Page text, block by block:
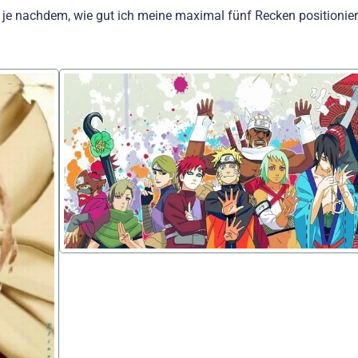
nachdem, wie gut ich meine maximal fünf Recken